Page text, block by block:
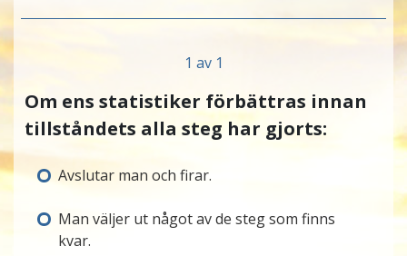
1 av 1
Om ens statistiker förbättras innan
tillståndets alla steg har gjorts:
Avslutar man och firar.
Man väljer ut något av de steg som finns
kvar.